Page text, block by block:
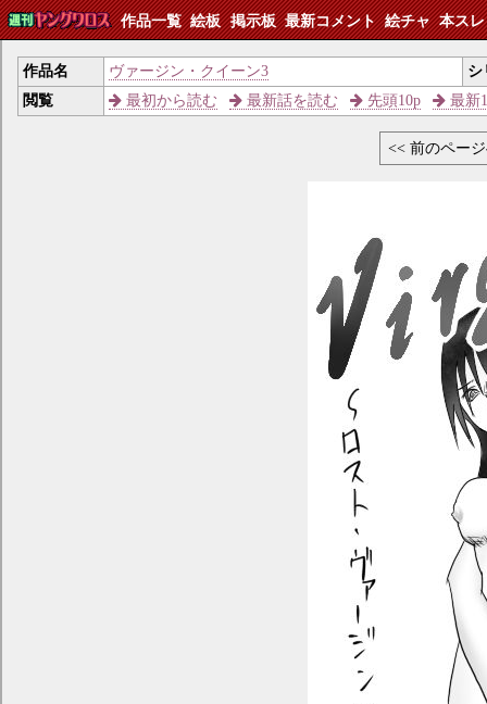
作品一覧 絵板 掲示板 最新コメント 絵チャ 本スレ
作品名 ヴァージン・クイーン3
シ
閲覧
最初から読む 最新話を読む 先頭10p 最新
<< 前のペー